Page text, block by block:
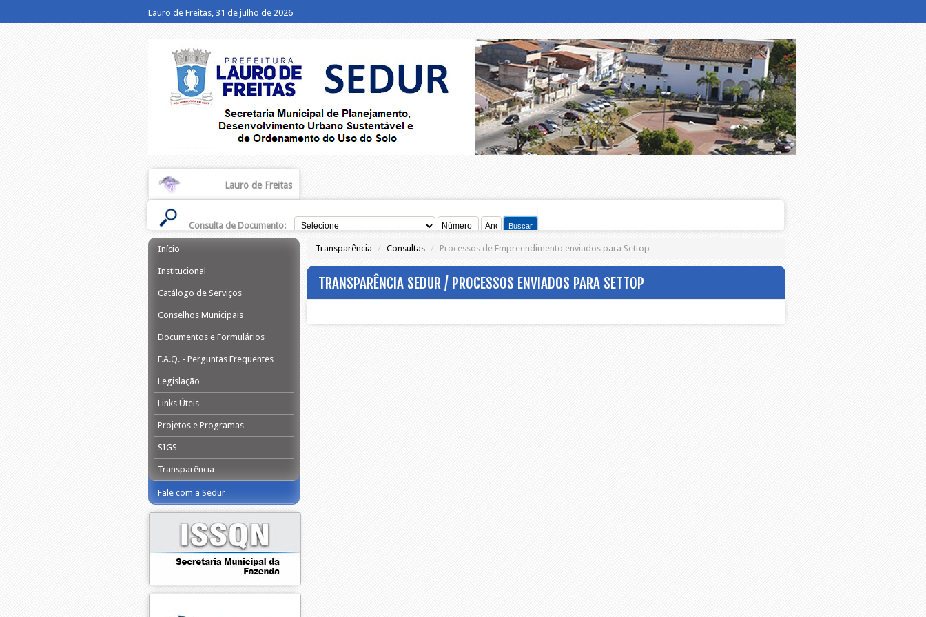
Lauro de Freitas, 31 de julho de 2026
Lauro de Freitas
Consulta de Documento:
Início
Institucional
Catálogo de Serviços
Conselhos Municipais
Documentos e Formulários
F.A.Q. - Perguntas Frequentes
Legislação
Links Úteis
Projetos e Programas
SIGS
Transparência
Fale com a Sedur
Transparência / Consultas / Processos de Empreendimento enviados para Settop
TRANSPARÊNCIA SEDUR / PROCESSOS ENVIADOS PARA SETTOP